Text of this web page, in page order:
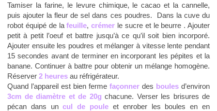
Tamiser la farine, le levure chimique, le cacao et la cannelle,
puis ajouter la fleur de sel dans ces poudres. Dans la cuve du
robot équipé de lafeuille,crémer le sucre et le beurre . Ajouter
petit à petit l’oeuf et battre jusqu’à ce qu’il soit bien incorporé.
Ajouter ensuite les poudres et mélanger à vitesse lente pendant
15 secondes avant de terminer en incorporant les pépites et la
banane. Continuer à battre pour obtenir un mélange homogène.
Réserver 2 heures au réfrigérateur.
Quand l’appareil est bien ferme façonner des boules d’environ
3cm de diamètre et de 20g chacune. Verser les brisures de
pécan dans uncul de poule et enrober les boules en en